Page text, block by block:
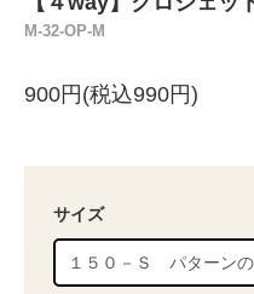
M-32-OP-M
900円(税込990円)
サイズ